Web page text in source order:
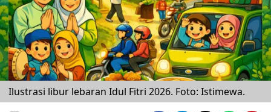
Ilustrasi libur lebaran Idul Fitri 2026. Foto: Istimewa.